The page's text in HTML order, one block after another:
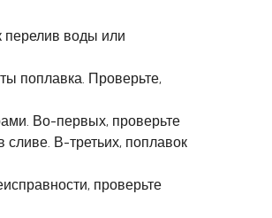
перелив воды или
поплавка. Проверьте,
Во-первых, проверьте
В-третьих, поплавок
проверьте